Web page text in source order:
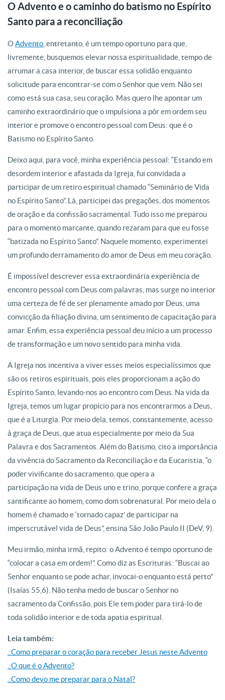
O Advento e o caminho do batismo no Espírito
Santo para a reconciliação
OAdvento, entretanto, é um tempo oportuno para que,
livremente, busquemos elevar nossa espiritualidade, tempo de
arrumar a casa interior, de buscar essa solidão enquanto
solicitude para encontrar-se com o Senhor que vem. Não sei
como está sua casa, seu coração. Mas quero lhe apontar um
caminho extraordinário que o impulsiona a pôr em ordem seu
interior e promove o encontro pessoal com Deus: que é o
Batismo no Espírito Santo.
Deixo aqui, para você, minha experiência pessoal: “Estando em
desordem interior e afastada da Igreja, fui convidada a
participar de um retiro espiritual chamado “Seminário de Vida
no Espírito Santo”. Lá, participei das pregações, dos momentos
de oração e da confissão sacramental. Tudo isso me preparou
para o momento marcante, quando rezaram para que eu fosse
“batizada no Espírito Santo”. Naquele momento, experimentei
um profundo derramamento do amor de Deus em meu coração.
É impossível descrever essa extraordinária experiência de
encontro pessoal com Deus com palavras, mas surge no interior
uma certeza de fé de ser plenamente amado por Deus, uma
convicção da filiação divina, um sentimento de capacitação para
amar. Enfim, essa experiência pessoal deu início a um processo
de transformação e um novo sentido para minha vida.
A Igreja nos incentiva a viver esses meios especialíssimos que
são os retiros espirituais, pois eles proporcionam a ação do
Espírito Santo, levando-nos ao encontro com Deus. Na vida da
Igreja, temos um lugar propício para nos encontrarmos a Deus,
que é a Liturgia. Por meio dela, temos, constantemente, acesso
à graça de Deus, que atua especialmente por meio da Sua
Palavra e dos Sacramentos. Além do Batismo, cito a importância
da vivência do Sacramento da Reconciliação e da Eucaristia, “o
poder vivificante do sacramento, que opera a
participação na vida de Deus uno e trino, porque confere a graça
santificante ao homem, como dom sobrenatural. Por meio dela o
homem é chamado e ‘tornado capaz’ de participar na
imperscrutável vida de Deus”, ensina São João Paulo II (DeV, 9).
Meu irmão, minha irmã, repito: o Advento é tempo oportuno de
“colocar a casa em ordem!”. Como diz as Escrituras: “Buscai ao
Senhor enquanto se pode achar, invocai-o enquanto está perto”
(Isaías 55,6). Não tenha medo de buscar o Senhor no
sacramento da Confissão, pois Ele tem poder para tirá-lo de
toda solidão interior e de toda apatia espiritual.
Leia também:
.:Como preparar o coração para receber Jesus neste Advento
.:O que é o Advento?
.:Como devo me preparar para o Natal?